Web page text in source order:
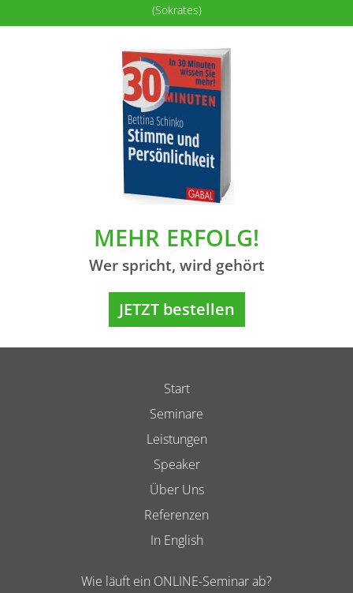
(Sokrates)
MEHR ERFOLG!
Wer spricht, wird gehört
JETZT bestellen
Start
Seminare
Leistungen
Speaker
Über Uns
Referenzen
In English
Wie läuft ein ONLINE-Seminar ab?